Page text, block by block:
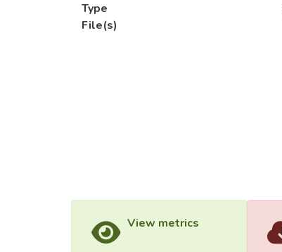
Type
File(s)
View metrics